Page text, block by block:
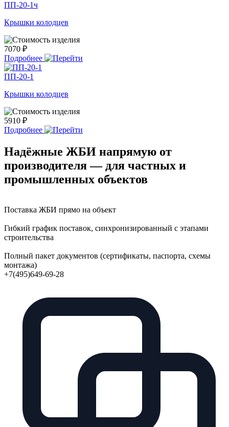
ПП-20-1ч
Крышки колодцев
7070 ₽
Подробнее
ПП-20-1
Крышки колодцев
5910 ₽
Подробнее
Надёжные ЖБИ напрямую от
производителя — для частных и
промышленных объектов
Поставка ЖБИ прямо на объект
Гибкий график поставок, синхронизированный с этапами
строительства
Полный пакет документов (сертификаты, паспорта, схемы
монтажа)
+7(495)649-69-28